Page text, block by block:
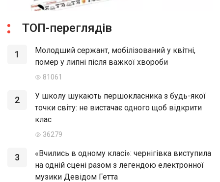
ТОП-переглядів
1
Молодший сержант, мобілізований у квітні,
помер у липні після важкої хвороби
81061
2
У школу шукають першокласника з будь-якої
точки світу: не вистачає одного щоб відкрити
клас
36279
3
«Вчились в одному класі»: чернігівка виступила
на одній сцені разом з легендою електронної
музики Девідом Гетта